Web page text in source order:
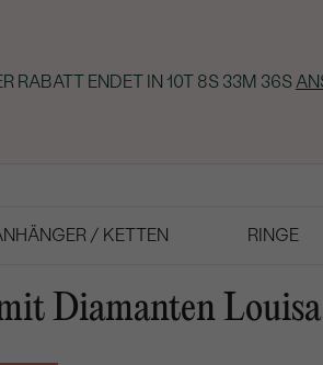
RABATT ENDET IN10T 8S 33M 35S
/ KETTEN RINGE
Diamanten Louisa